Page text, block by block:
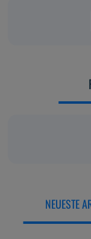
NEUESTE